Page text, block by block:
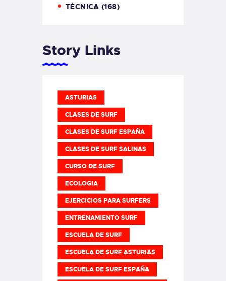
TÉCNICA (168)
Story Links
ASTURIAS
CLASES DE SURF
CLASES DE SURF ESPAÑA
CLASES DE SURF SALINAS
CURSO DE SURF
ECOLOGIA
EJERCICIOS PARA SURFERS
ENTRENAMIENTO SURF
ESCUELA DE SURF
ESCUELA DE SURF ASTURIAS
ESCUELA DE SURF ESPAÑA